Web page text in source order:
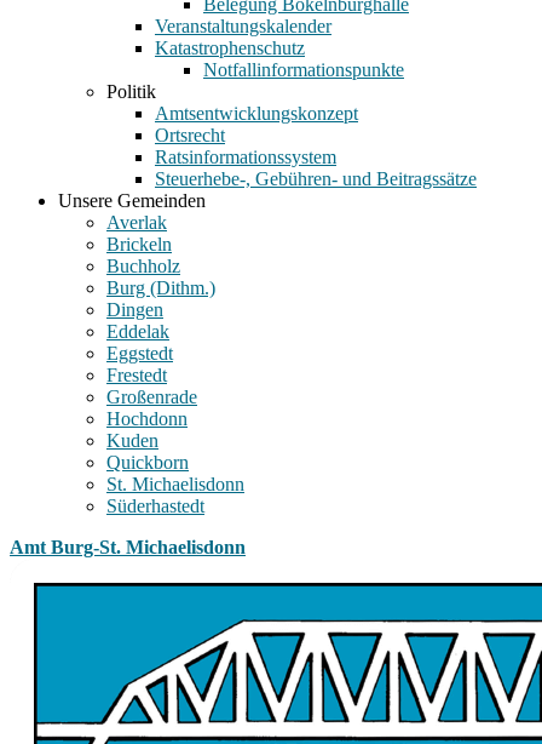
Belegung Bökelnburghalle
Veranstaltungskalender
Katastrophenschutz
Notfallinformationspunkte
Politik
Amtsentwicklungskonzept
Ortsrecht
Ratsinformationssystem
Steuerhebe-, Gebühren- und Beitragssätze
Unsere Gemeinden
Averlak
Brickeln
Buchholz
Burg (Dithm.)
Dingen
Eddelak
Eggstedt
Frestedt
Großenrade
Hochdonn
Kuden
Quickborn
St. Michaelisdonn
Süderhastedt
Amt Burg-St. Michaelisdonn